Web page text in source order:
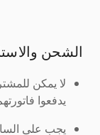
الشحن
لا يمكن
يدفعوا
يجب على